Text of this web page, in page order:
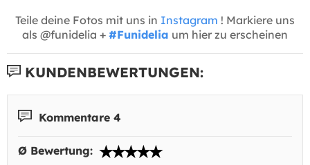
Teile deine Fotos mit uns in Instagram ! Markiere uns
als @funidelia + #Funidelia um hier zu erscheinen
KUNDENBEWERTUNGEN:
Kommentare 4
Ø Bewertung: